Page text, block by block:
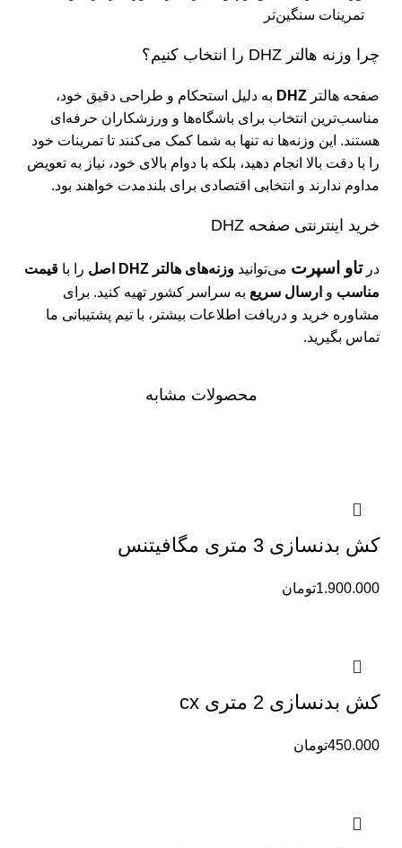
تمرینات سنگین‌تر
چرا وزنه هالتر DHZ را انتخاب کنیم؟
صفحه هالتر DHZ به دلیل استحکام و طراحی دقیق خود،
مناسب‌ترین انتخاب برای باشگاه‌ها و ورزشکاران حرفه‌ای
هستند. این وزنه‌ها نه تنها به شما کمک می‌کنند تا تمرینات خود
را با دقت بالا انجام دهید، بلکه با دوام بالای خود، نیاز به تعویض
مداوم ندارند و انتخابی اقتصادی برای بلندمدت خواهند بود.
خرید اینترنتی صفحه DHZ
درتاو اسپرت می‌توانید وزنه‌های هالتر DHZ اصل را با قیمت
مناسب و ارسال سریع به سراسر کشور تهیه کنید. برای
مشاوره خرید و دریافت اطلاعات بیشتر، با تیم پشتیبانی ما
تماس بگیرید.
محصولات مشابه
کش بدنسازی 3 متری مگافیتنس
تومان1.900.000
کش بدنسازی 2 متری cx
تومان450.000